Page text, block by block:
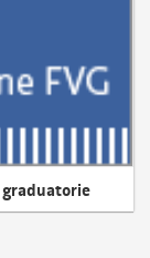
graduatorie